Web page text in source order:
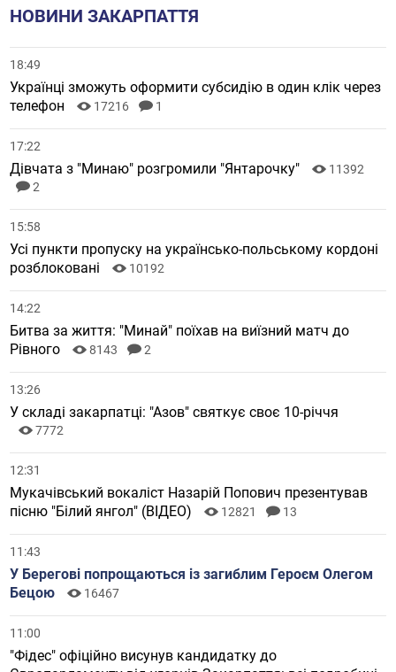
НОВИНИ ЗАКАРПАТТЯ
18:49
Українці зможуть оформити субсидію в один клік через
телефон
17216 1
17:22
Дівчата з "Минаю" розгромили "Янтарочку"
11392
2
15:58
Усі пункти пропуску на українсько-польському кордоні
розблоковані
10192
14:22
Битва за життя: "Минай" поїхав на виїзний матч до
Рівного
8143 2
13:26
У складі закарпатці: "Азов" святкує своє 10-річчя
7772
12:31
Мукачівський вокаліст Назарій Попович презентував
пісню "Білий янгол" (ВІДЕО)
12821 13
11:43
У Берегові попрощаються із загиблим Героєм Олегом
Бецою
16467
11:00
"Фідес" офіційно висунув кандидатку до